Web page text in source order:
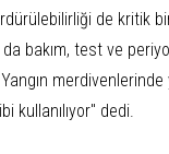
de kritik
bakım, test ve
kullanılıyor" dedi.